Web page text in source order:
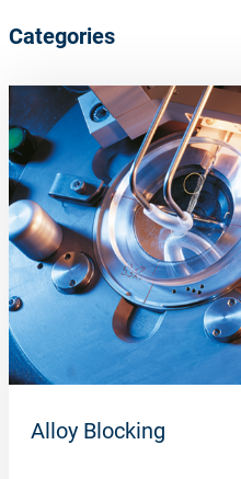
Categories
Alloy Blocking